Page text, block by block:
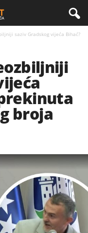
saziv Gradskog vijeća Bihać?
broja